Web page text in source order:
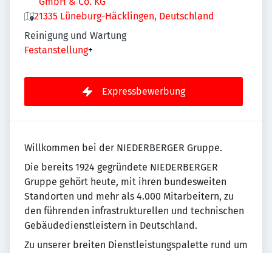
21335 Lüneburg-Häcklingen, Deutschland
Reinigung und Wartung
Festanstellung+
Expressbewerbung
Willkommen bei der NIEDERBERGER Gruppe.
Die bereits 1924 gegründete NIEDERBERGER
Gruppe gehört heute, mit ihren bundesweiten
Standorten und mehr als 4.000 Mitarbeitern, zu
den führenden infrastrukturellen und technischen
Gebäudedienstleistern in Deutschland.
Zu unserer breiten Dienstleistungspalette rund um